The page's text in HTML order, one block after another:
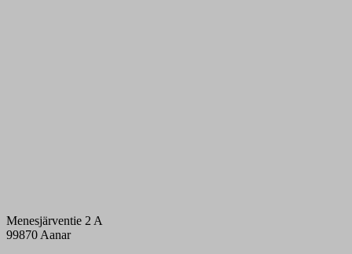
Menesjärventie 2 A
99870 Aanar